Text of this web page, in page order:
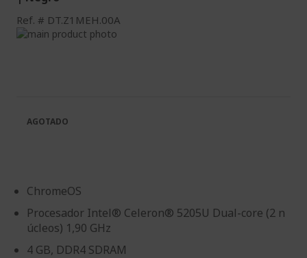
Ref. DT.Z1MEH.00A
Saltar
imágenes
galería
ChromeOS
Procesador Intel® Celeron® 5205U Dual-core (2 n
úcleos) 1,90 GHz
4 GB, DDR4 SDRAM
AGOTADO